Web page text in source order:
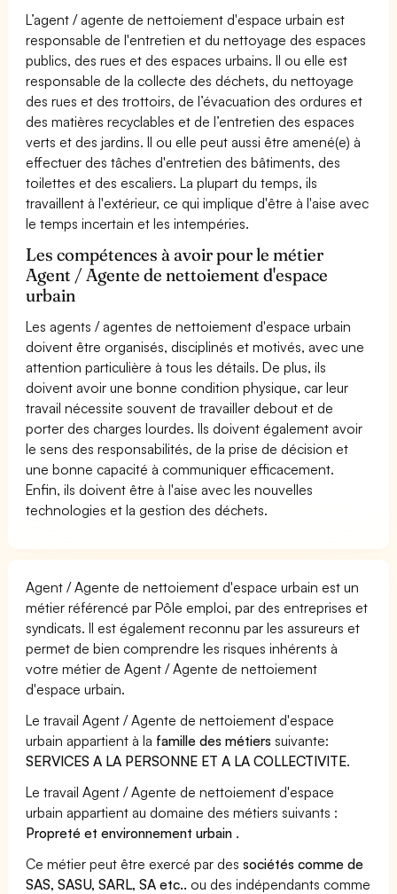
L’agent / agente de nettoiement d'espace urbain est
responsable de l'entretien et du nettoyage des espaces
publics, des rues et des espaces urbains. Il ou elle est
responsable de la collecte des déchets, du nettoyage
des rues et des trottoirs, de l’évacuation des ordures et
des matières recyclables et de l’entretien des espaces
verts et des jardins. Il ou elle peut aussi être amené(e) à
effectuer des tâches d'entretien des bâtiments, des
toilettes et des escaliers. La plupart du temps, ils
travaillent à l'extérieur, ce qui implique d'être à l'aise avec
le temps incertain et les intempéries.
Les compétences à avoir pour le métier
Agent / Agente de nettoiement d'espace
urbain
Les agents / agentes de nettoiement d'espace urbain
doivent être organisés, disciplinés et motivés, avec une
attention particulière à tous les détails. De plus, ils
doivent avoir une bonne condition physique, car leur
travail nécessite souvent de travailler debout et de
porter des charges lourdes. Ils doivent également avoir
le sens des responsabilités, de la prise de décision et
une bonne capacité à communiquer efficacement.
Enfin, ils doivent être à l'aise avec les nouvelles
technologies et la gestion des déchets.
Agent / Agente de nettoiement d'espace urbain est un
métier référencé par Pôle emploi, par des entreprises et
syndicats. Il est également reconnu par les assureurs et
permet de bien comprendre les risques inhérents à
votre métier de Agent / Agente de nettoiement
d'espace urbain.
Le travail Agent / Agente de nettoiement d'espace
urbain appartient à la famille des métiers suivante:
SERVICES A LA PERSONNE ET A LA COLLECTIVITE.
Le travail Agent / Agente de nettoiement d'espace
urbain appartient au domaine des métiers suivants :
Propreté et environnement urbain .
Ce métier peut être exercé par dessociétés comme de
SAS, SASU, SARL, SA etc.. ou des indépendants comme